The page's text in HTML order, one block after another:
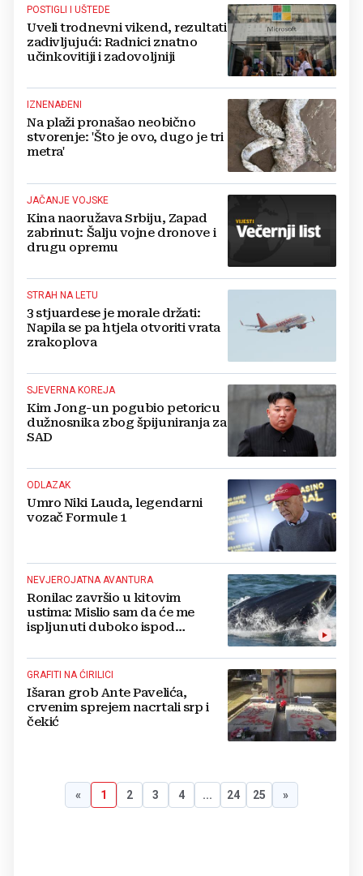
POSTIGLI I UŠTEDE
Uveli trodnevni vikend, rezultati
zadivljujući: Radnici znatno
učinkovitiji i zadovoljniji
IZNENAĐENI
Na plaži pronašao neobično
stvorenje: 'Što je ovo, dugo je tri
metra'
JAČANJE VOJSKE
Kina naoružava Srbiju, Zapad
zabrinut: Šalju vojne dronove i
drugu opremu
STRAH NA LETU
3 stjuardese je morale držati:
Napila se pa htjela otvoriti vrata
zrakoplova
SJEVERNA KOREJA
Kim Jong-un pogubio petoricu
dužnosnika zbog špijuniranja za
SAD
ODLAZAK
Umro Niki Lauda, legendarni
vozač Formule 1
NEVJEROJATNA AVANTURA
Ronilac završio u kitovim
ustima: Mislio sam da će me
ispljunuti duboko ispod
GRAFITI NA ĆIRILICI
Išaran grob Ante Pavelića,
crvenim sprejem nacrtali srp i
čekić
« 1 2 3 4 ... 24 25 »